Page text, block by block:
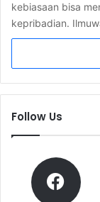
kebiasaan bisa
kepribadian.
Follow Us